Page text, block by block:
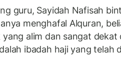
guru, Sayidah Nafisah
menghafal Alquran,
yang alim dan sangat dekat
ibadah haji yang telah